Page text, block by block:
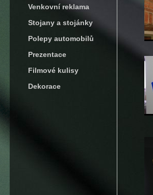
Venkovní reklama
Stojany a stojánky
Polepy automobilů
Prezentace
Filmové kulisy
Dekorace